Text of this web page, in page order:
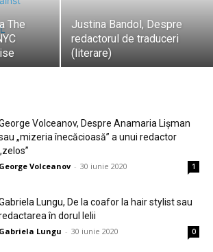
The
Justina Bandol, Despre
redactorul de traduceri
(literare)
Volceanov, Despre Anamaria Lișman
„mizeria înecăcioasă” a unui redactor
George Volceanov - 30 iunie 2020 1
Lungu, De la coafor la hair stylist sau
în dorul lelii
Gabriela Lungu - 30 iunie 2020 0